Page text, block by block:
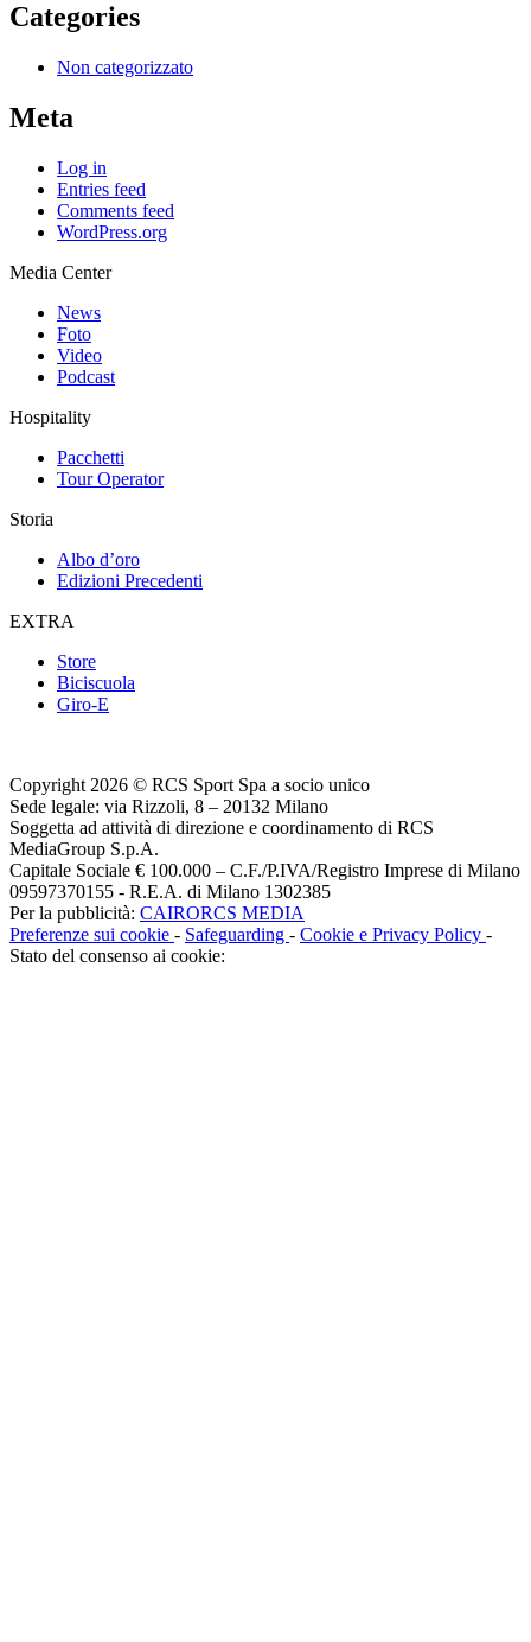
Categories
Non categorizzato
Meta
Log in
Entries feed
Comments feed
WordPress.org
Media Center
News
Foto
Video
Podcast
Hospitality
Pacchetti
Tour Operator
Storia
Albo d’oro
Edizioni Precedenti
EXTRA
Store
Biciscuola
Giro-E
Copyright 2026 © RCS Sport Spa a socio unico
Sede legale: via Rizzoli, 8 – 20132 Milano
Soggetta ad attività di direzione e coordinamento di RCS
MediaGroup S.p.A.
Capitale Sociale € 100.000 – C.F./P.IVA/Registro Imprese di Milano
09597370155 - R.E.A. di Milano 1302385
Per la pubblicità: CAIRORCS MEDIA
Preferenze sui cookie - Safeguarding - Cookie e Privacy Policy -
Stato del consenso ai cookie: